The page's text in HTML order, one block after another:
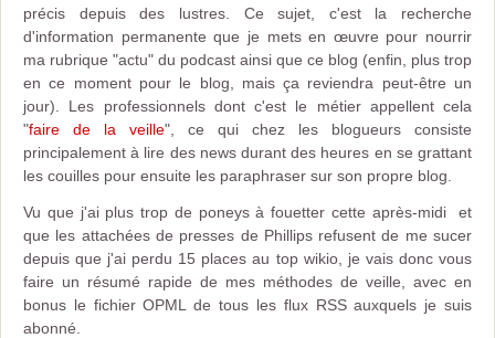
précis depuis des lustres. Ce sujet, c'est la recherche
d'information permanente que je mets en œuvre pour nourrir
ma rubrique "actu" du podcast ainsi que ce blog (enfin, plus trop
en ce moment pour le blog, mais ça reviendra peut-être un
jour). Les professionnels dont c'est le métier appellent cela
"faire de la veille", ce qui chez les blogueurs consiste
principalement à lire des news durant des heures en se grattant
les couilles pour ensuite les paraphraser sur son propre blog.
Vu que j'ai plus trop de poneys à fouetter cette après-midi et
que les attachées de presses de Phillips refusent de me sucer
depuis que j'ai perdu 15 places au top wikio, je vais donc vous
faire un résumé rapide de mes méthodes de veille, avec en
bonus le fichier OPML de tous les flux RSS auxquels je suis
abonné.